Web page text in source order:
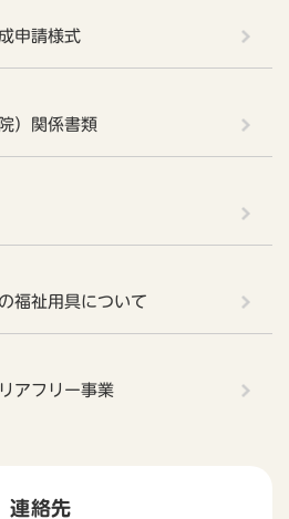
申請様式
）関係書類
福祉用具について
アフリー事業
連絡先